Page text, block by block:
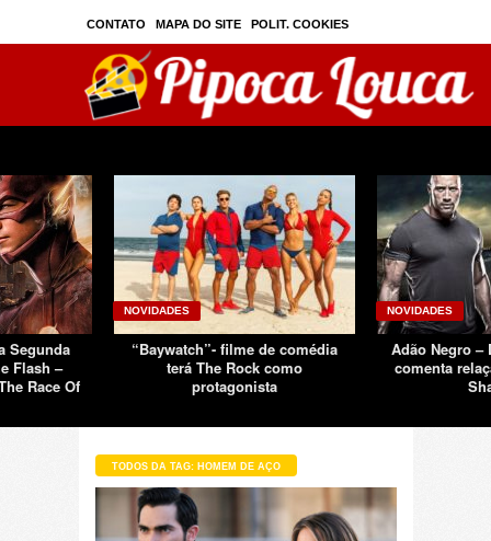
CONTATO MAPA DO SITE POLIT. COOKIES
PRIVAC./SEGURANÇA
Segunda
Flash –
Race Of
NOVIDADES
“Baywatch”- filme de comédia
terá The Rock como
protagonista
NOVIDADES
Adão Negro –
comenta
TODOS DA TAG: HOMEM DE AÇO